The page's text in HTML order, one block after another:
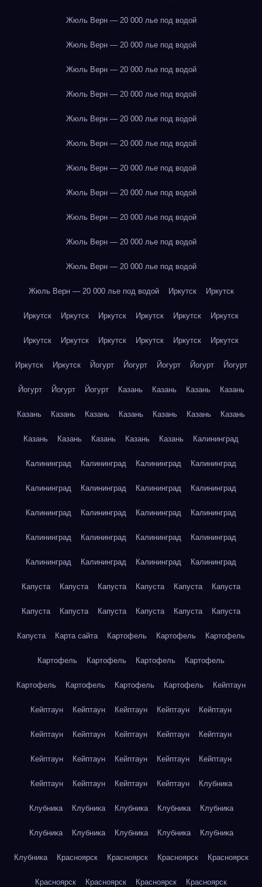
Жюль Верн — 20 000 лье под водой
Жюль Верн — 20 000 лье под водой
Жюль Верн — 20 000 лье под водой
Жюль Верн — 20 000 лье под водой
Жюль Верн — 20 000 лье под водой
Жюль Верн — 20 000 лье под водой
Жюль Верн — 20 000 лье под водой
Жюль Верн — 20 000 лье под водой
Жюль Верн — 20 000 лье под водой
Жюль Верн — 20 000 лье под водой
Жюль Верн — 20 000 лье под водой
Жюль Верн — 20 000 лье под водой Иркутск Иркутск
Иркутск Иркутск Иркутск Иркутск Иркутск Иркутск
Иркутск Иркутск Иркутск Иркутск Иркутск Иркутск
Иркутск Иркутск Йогурт Йогурт Йогурт Йогурт Йогурт
Йогурт Йогурт Йогурт Казань Казань Казань Казань
Казань Казань Казань Казань Казань Казань Казань
Казань Казань Казань Казань Казань Калининград
Калининград Калининград Калининград Калининград
Калининград Калининград Калининград Калининград
Калининград Калининград Калининград Калининград
Калининград Калининград Калининград Калининград
Калининград Калининград Калининград Калининград
Капуста Капуста Капуста Капуста Капуста Капуста
Капуста Капуста Капуста Капуста Капуста Капуста
Капуста Карта сайта Картофель Картофель Картофель
Картофель Картофель Картофель Картофель
Картофель Картофель Картофель Картофель Кейптаун
Кейптаун Кейптаун Кейптаун Кейптаун Кейптаун
Кейптаун Кейптаун Кейптаун Кейптаун Кейптаун
Кейптаун Кейптаун Кейптаун Кейптаун Кейптаун
Кейптаун Кейптаун Кейптаун Кейптаун Клубника
Клубника Клубника Клубника Клубника Клубника
Клубника Клубника Клубника Клубника Клубника
Клубника Красноярск Красноярск Красноярск Красноярск
Красноярск Красноярск Красноярск Красноярск